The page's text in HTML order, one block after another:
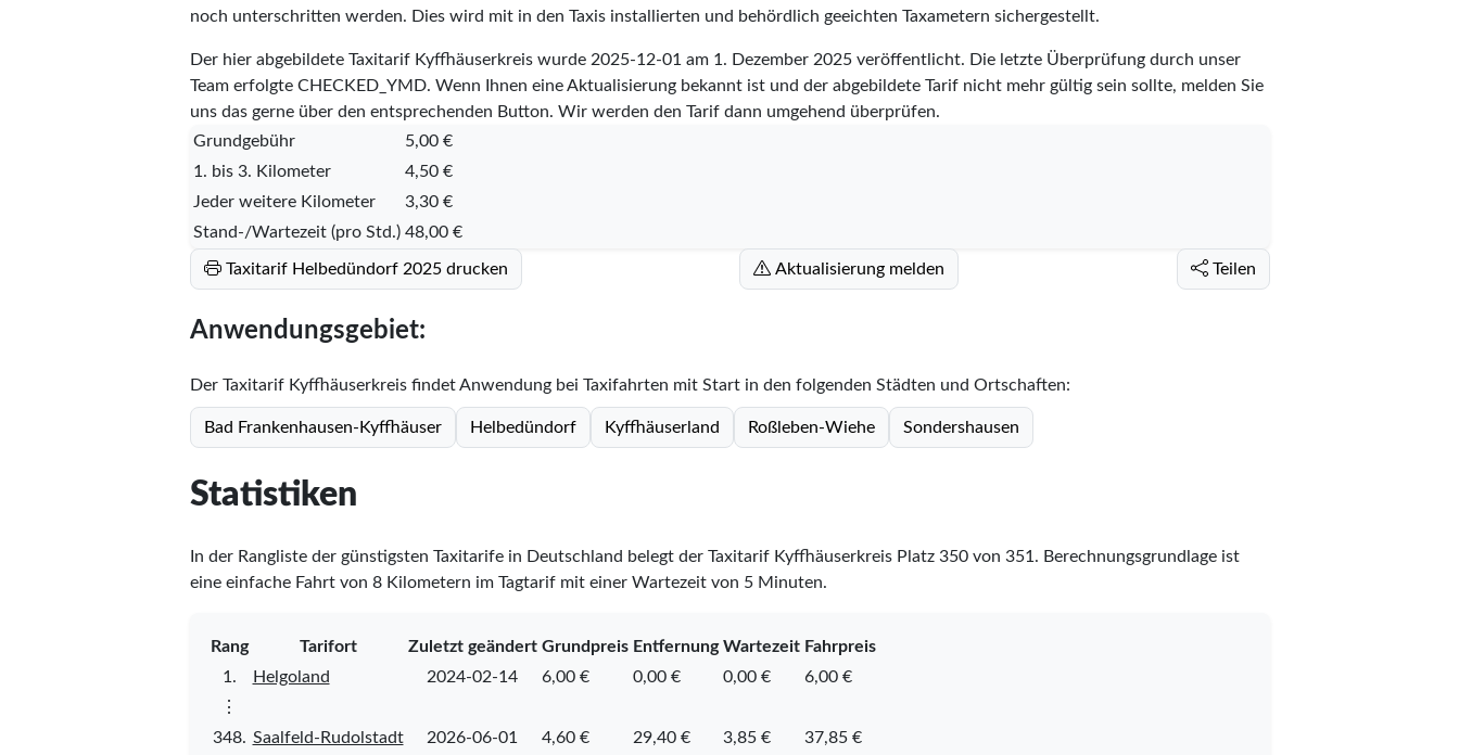
noch unterschritten werden. Dies wird mit in den Taxis installierten und behördlich geeichten Taxametern sichergestellt.
Der hier abgebildete Taxitarif Kyffhäuserkreis wurde 2025-12-01 am 1. Dezember 2025 veröffentlicht. Die letzte Überprüfung durch unser
Team erfolgte CHECKED_YMD. Wenn Ihnen eine Aktualisierung bekannt ist und der abgebildete Tarif nicht mehr gültig sein sollte, melden Sie
uns das gerne über den entsprechenden Button. Wir werden den Tarif dann umgehend überprüfen.
Grundgebühr
5,00 €
1. bis 3. Kilometer
4,50 €
Jeder weitere Kilometer
3,30 €
Stand-/Wartezeit (pro Std.) 48,00 €
Taxitarif Helbedündorf 2025 drucken Aktualisierung melden Teilen
Anwendungsgebiet:
Der Taxitarif Kyffhäuserkreis findet Anwendung bei Taxifahrten mit Start in den folgenden Städten und Ortschaften:
Bad Frankenhausen-Kyffhäuser Helbedündorf Kyffhäuserland Roßleben-Wiehe Sondershausen
Statistiken
In der Rangliste der günstigsten Taxitarife in Deutschland belegt der Taxitarif Kyffhäuserkreis Platz 350von 351 . Berechnungsgrundlage ist
eine einfache Fahrt von 8 Kilometern im Tagtarif mit einer Wartezeit von 5 Minuten.
Rang Tarifort Zuletzt geändert Grundpreis Entfernung Wartezeit Fahrpreis
1.
Helgoland 2024-02-14 6,00 € 0,00 € 0,00 €
6,00 €
⋮
348. Saalfeld-Rudolstadt 2026-06-01 4,60 € 29,40 € 3,85 €
37,85 €